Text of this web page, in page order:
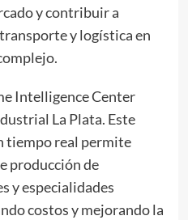
y contribuir a
y logística en
Intelligence Center
La Plata. Este
tiempo real permite
producción de
y especialidades
costos y mejorando la